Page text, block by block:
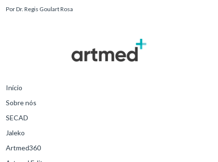
para o desfe
PorDr. Regis Goulart Rosa
Início
Sobre nós
SECAD
Jaleko
Artmed360